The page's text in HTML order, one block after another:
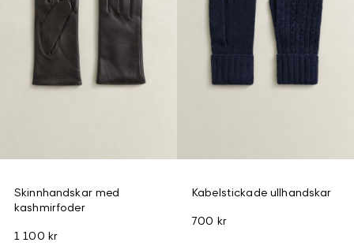
Skinnhandskar med
kashmirfoder
1 100 kr
Kabelstickade ullhandskar
700 kr